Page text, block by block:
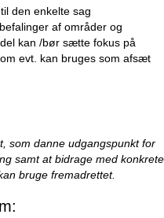
den enkelte sag
af områder og
kan /bør sætte fokus på
evt. kan bruges som afsæt
som danne udgangspunkt for
samt at bidrage med konkrete
bruge fremadrettet.